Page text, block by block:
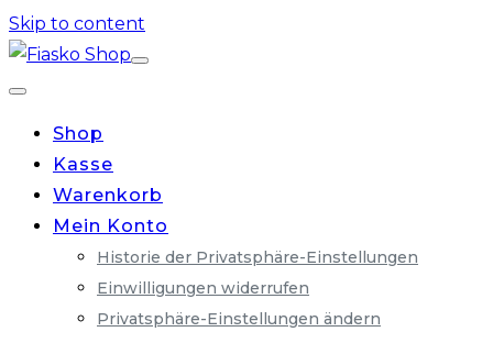
Skip to content
Shop
Kasse
Warenkorb
Mein Konto
Historie der Privatsphäre-Einstellungen
Einwilligungen widerrufen
Privatsphäre-Einstellungen ändern